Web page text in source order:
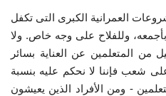
العمرانية الكبرى التى تكفل
وللفلاح على وجه خاص. ولا
من المتعلمين عن العناية بسائر
شعب فإننا لا نحكم عليه بنسبة
- ومن الأفراد الذين يعيشون